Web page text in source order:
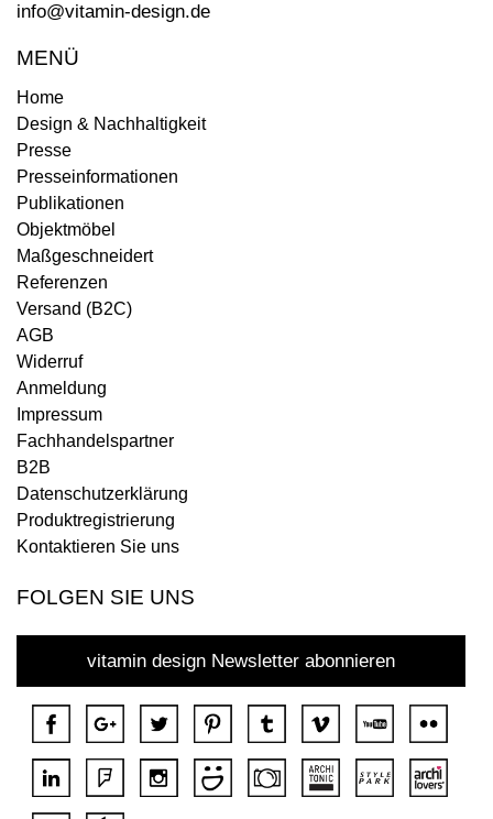
info@vitamin-design.de
MENÜ
Home
Design & Nachhaltigkeit
Presse
Presseinformationen
Publikationen
Objektmöbel
Maßgeschneidert
Referenzen
Versand (B2C)
AGB
Widerruf
Anmeldung
Impressum
Fachhandelspartner
B2B
Datenschutzerklärung
Produktregistrierung
Kontaktieren Sie uns
FOLGEN SIE UNS
vitamin design Newsletter abonnieren